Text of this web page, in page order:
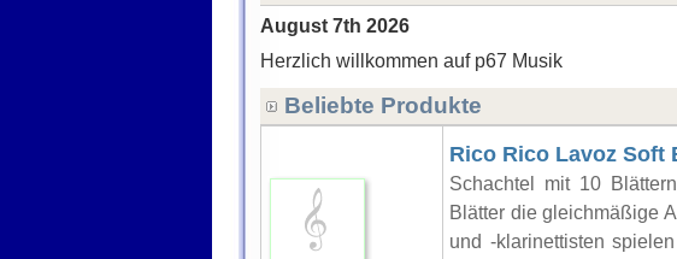
August 7th 2026
Herzlich willkommen auf p67 Musik
Beliebte Produkte
Rico Rico Lavoz Soft
Schachtel mit 10
Blätter die gleichmäßige
und -klarinettisten